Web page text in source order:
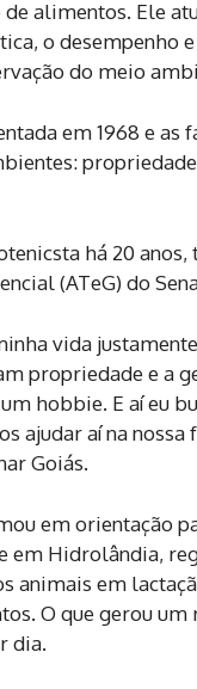
alimentos. Ele
o desempenho
do meio
em 1968 e
há 20
(ATeG) do
vida
propriedade e a
hobbie. E aí eu
ajudar aí na
Goiás.
em orientação
em Hidrolândia,
animais em
O que gerou
dia.